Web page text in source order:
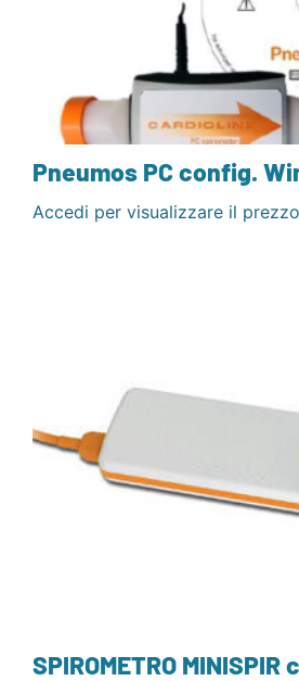
Pneumos PC config.
Accedi per visualizzare il prezzo
SPIROMETRO